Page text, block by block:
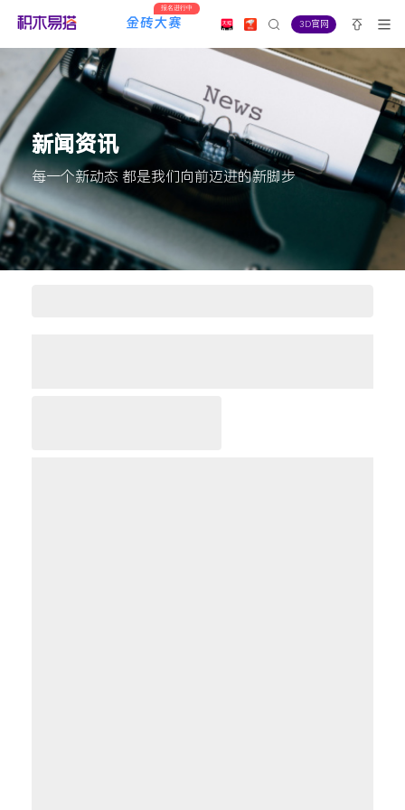
报名进行中
3D官网
新闻资讯
每一个新动态 都是我们向前迈进的新脚步